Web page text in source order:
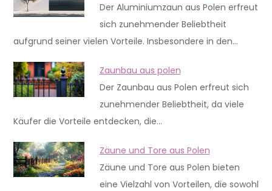
Der Aluminiumzaun aus Polen erfreut
sich zunehmender Beliebtheit
aufgrund seiner vielen Vorteile. Insbesondere in den…
Zaunbau aus polen
Der Zaunbau aus Polen erfreut sich
zunehmender Beliebtheit, da viele
Käufer die Vorteile entdecken, die…
Zäune und Tore aus Polen
Zäune und Tore aus Polen bieten
eine Vielzahl von Vorteilen, die sowohl